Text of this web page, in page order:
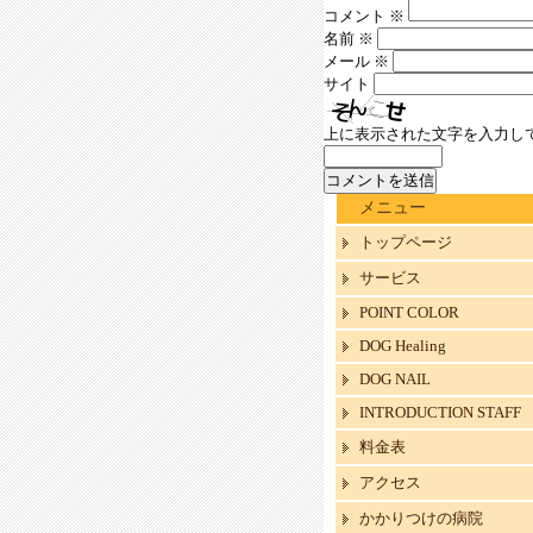
コメント ※
名前 ※
メール ※
サイト
上に表示された文字を入力し
メニュー
トップページ
サービス
POINT COLOR
DOG Healing
DOG NAIL
INTRODUCTION STAFF
料金表
アクセス
かかりつけの病院